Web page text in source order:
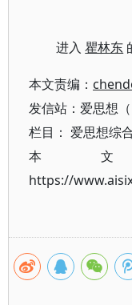
进入瞿林东
本文责编：
发信站：爱思想
栏目： 爱思想综
本
https://